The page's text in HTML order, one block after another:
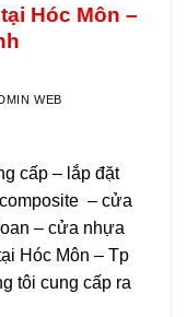
Hóc Môn –
WEB
cấp – lắp đặt
– cửa
– cửa nhựa
Hóc Môn – Tp
tôi cung cấp ra